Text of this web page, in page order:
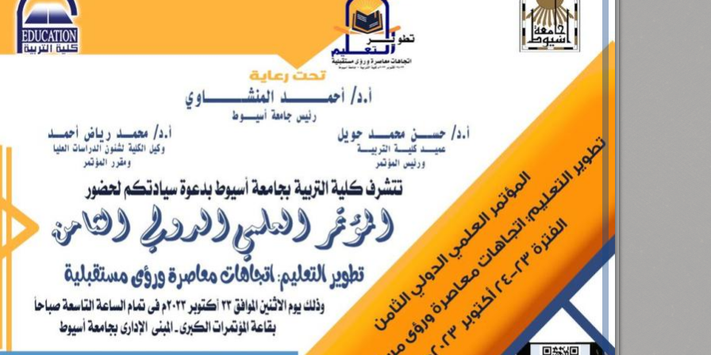
الدواء المصرية يشن حملة رقابية مكبرة
لضبط المنشآت الطبية المخالفة جديد بمستشفيات الجامعة...